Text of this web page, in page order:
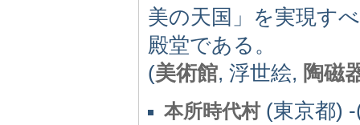
美の天国」を実現す
殿堂である。
(美術館, 浮世絵, 陶磁
本所時代村(東京都) -